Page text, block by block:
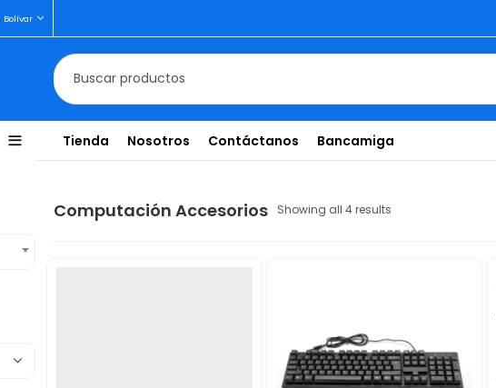
Bolívar
Tienda Nosotros Contáctanos Bancamiga
Computación Accesorios Showing all 4 results